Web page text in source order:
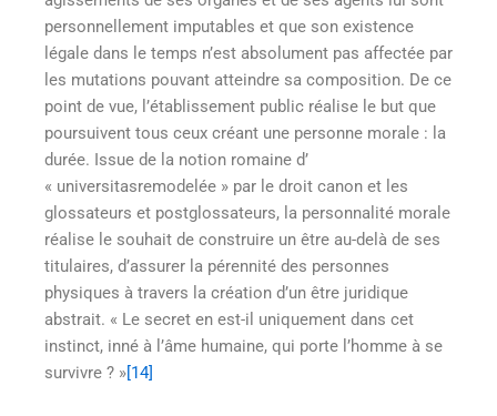
personnellement imputables et que son existence
légale dans le temps n’est absolument pas affectée par
les mutations pouvant atteindre sa composition. De ce
point de vue, l’établissement public réalise le but que
poursuivent tous ceux créant une personne morale : la
durée. Issue de la notion romaine d’
« universitasremodelée » par le droit canon et les
glossateurs et postglossateurs, la personnalité morale
réalise le souhait de construire un être au-delà de ses
titulaires, d’assurer la pérennité des personnes
physiques à travers la création d’un être juridique
abstrait. « Le secret en est-il uniquement dans cet
instinct, inné à l’âme humaine, qui porte l’homme à se
survivre ? » [14]